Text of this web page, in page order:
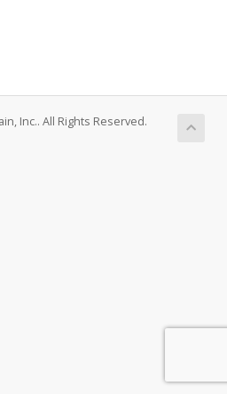
Inc.. All Rights Reserved.